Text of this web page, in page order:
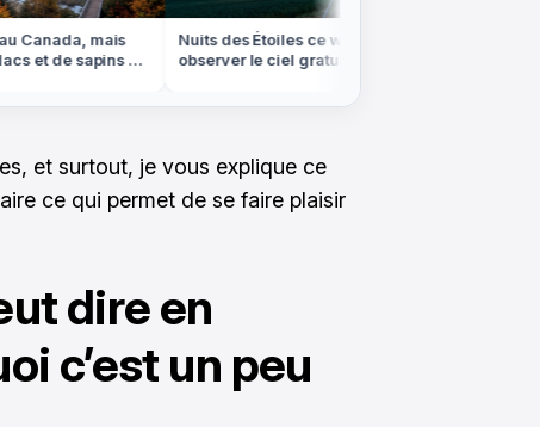
Canada, mais
et de sapins est
Nuits des Étoiles ce week-end: où
observer le ciel gratuitement
et surtout, je vous explique ce
ce qui permet de se faire plaisir
dire en
c’est un peu